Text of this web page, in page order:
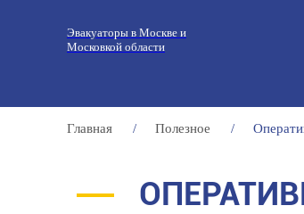
Эвакуаторы в Москве и
Московкой области
Главная / Полезное /